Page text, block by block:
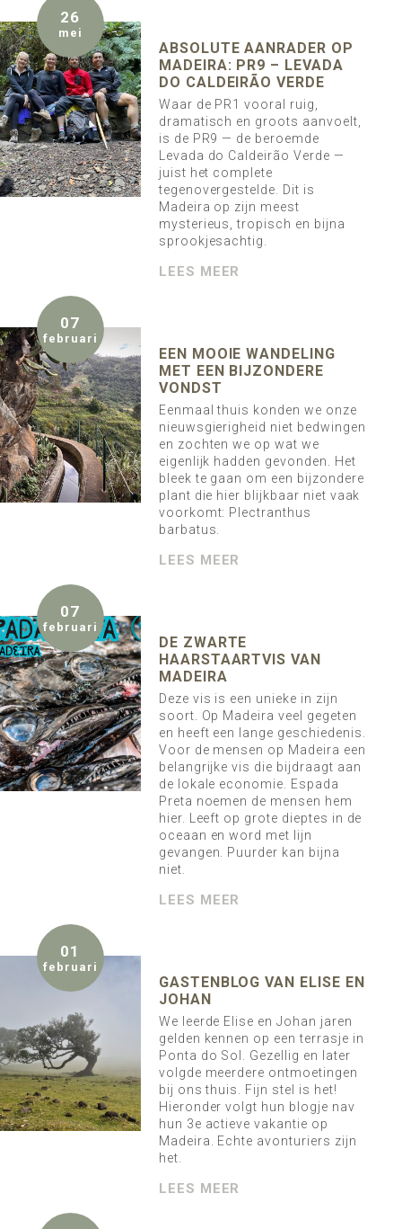
26
mei
ABSOLUTE AANRADER OP
MADEIRA: PR9 – LEVADA
DO CALDEIRÃO VERDE
Waar de PR1 vooral ruig,
dramatisch en groots aanvoelt,
is de PR9 — de beroemde
Levada do Caldeirão Verde —
juist het complete
tegenovergestelde. Dit is
Madeira op zijn meest
mysterieus, tropisch en bijna
sprookjesachtig.
LEES MEER
07
februari
EEN MOOIE WANDELING
MET EEN BIJZONDERE
VONDST
Eenmaal thuis konden we onze
nieuwsgierigheid niet bedwingen
en zochten we op wat we
eigenlijk hadden gevonden. Het
bleek te gaan om een bijzondere
plant die hier blijkbaar niet vaak
voorkomt: Plectranthus
barbatus.
LEES MEER
07
februari
DE ZWARTE
HAARSTAARTVIS VAN
MADEIRA
Deze vis is een unieke in zijn
soort. Op Madeira veel gegeten
en heeft een lange geschiedenis.
Voor de mensen op Madeira een
belangrijke vis die bijdraagt aan
de lokale economie. Espada
Preta noemen de mensen hem
hier. Leeft op grote dieptes in de
oceaan en word met lijn
gevangen. Puurder kan bijna
niet.
LEES MEER
01
februari
GASTENBLOG VAN ELISE EN
JOHAN
We leerde Elise en Johan jaren
gelden kennen op een terrasje in
Ponta do Sol. Gezellig en later
volgde meerdere ontmoetingen
bij ons thuis. Fijn stel is het!
Hieronder volgt hun blogje nav
hun 3e actieve vakantie op
Madeira. Echte avonturiers zijn
het.
LEES MEER